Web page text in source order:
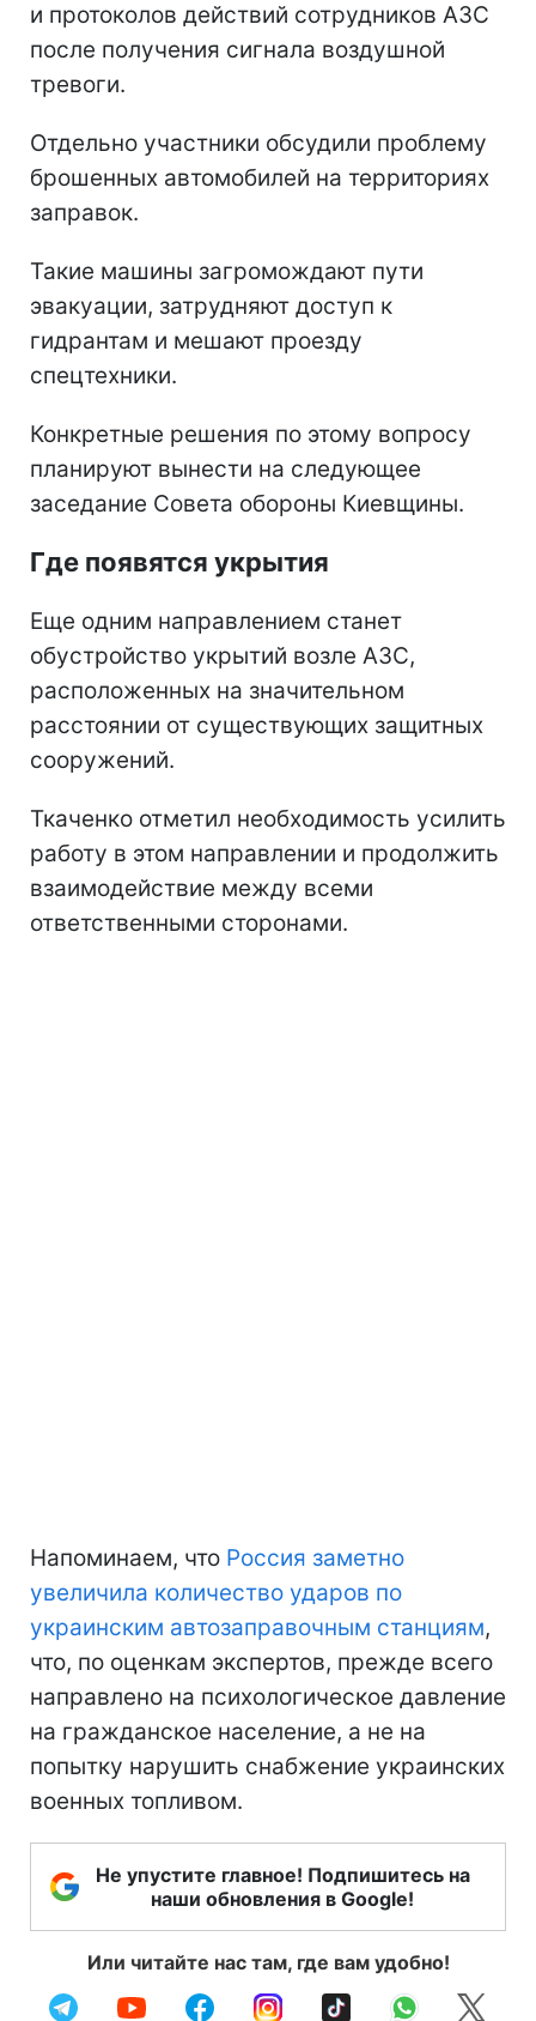
и протоколов действий сотрудников АЗС
после получения сигнала воздушной
тревоги.
Отдельно участники обсудили проблему
брошенных автомобилей на территориях
заправок.
Такие машины загромождают пути
эвакуации, затрудняют доступ к
гидрантам и мешают проезду
спецтехники.
Конкретные решения по этому вопросу
планируют вынести на следующее
заседание Совета обороны Киевщины.
Где появятся укрытия
Еще одним направлением станет
обустройство укрытий возле АЗС,
расположенных на значительном
расстоянии от существующих защитных
сооружений.
Ткаченко отметил необходимость усилить
работу в этом направлении и продолжить
взаимодействие между всеми
ответственными сторонами.
Напоминаем, что Россия заметно
увеличила количество ударов по
украинским автозаправочным станциям,
что, по оценкам экспертов, прежде всего
направлено на психологическое давление
на гражданское население, а не на
попытку нарушить снабжение украинских
военных топливом.
Не упустите главное! Подпишитесь на
наши обновления в Google!
Или читайте нас там, где вам удобно!